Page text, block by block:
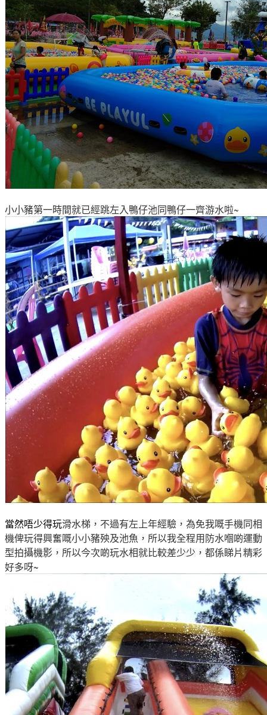
小小豬第一時間就已經跳左入鴨仔池同鴨仔一齊游水啦~
當然唔少得玩滑水梯 ， 不過有左上年經驗 ，為免我嘅手機同相
機俾玩得興奮嘅小小豬殃及池魚 ，所以我全程用防水嗰啲運動
型拍攝機影 ， 所以今次啲玩水相就比較差少少 ， 都係睇片精彩
好多呀~